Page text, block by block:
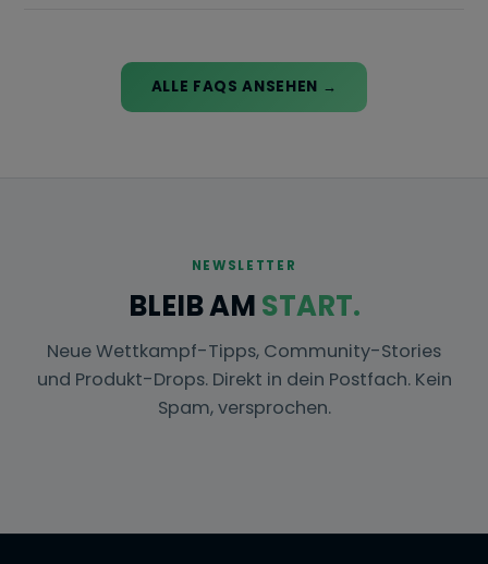
Event zeitnah ein.
Du bist Veranstalter?Nutze bitte unser
ALLE FAQS ANSEHEN →
NEWSLETTER
BLEIB AMSTART.
Neue Wettkampf-Tipps, Community-Stories
und Produkt-Drops. Direkt in dein Postfach. Kein
Spam, versprochen.